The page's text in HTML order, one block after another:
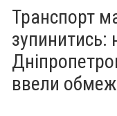
Транспорт
зупинитись:
ввели